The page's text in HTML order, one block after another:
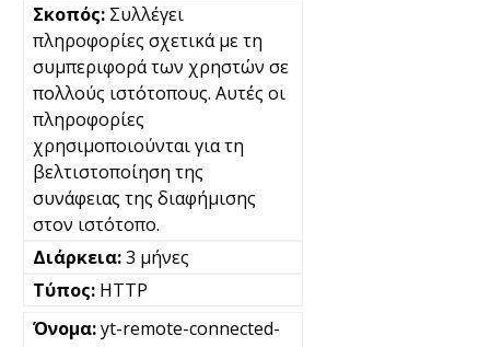
Συλλέγει
πληροφορίες σχετικά με τη
συμπεριφορά των χρηστών σε
πολλούς ιστότοπους. Αυτές οι
πληροφορίες
χρησιμοποιούνται για τη
βελτιστοποίηση της
συνάφειας της διαφήμισης
στον ιστότοπο.
3 μήνες
HTTP
yt-remote-connected-